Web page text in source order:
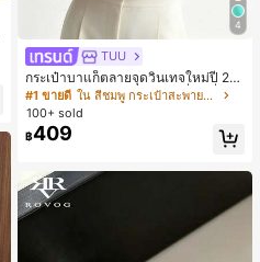
4
TUU
กระเป๋าบาแก็ตลายจุดวินเทจใหม่ปี 20
26 สำหรับผู้หญิง กระเป๋าเจลลี่แฟชั่นสไ
ตล์หวาน ความจุขนาดใหญ่ กระเป๋าสะ
พายไหล่สำหรับเดินทางไปทำงาน
#1 ขายดี
ใน สีชมพู กระเป๋าสะพายผู้หญิง
100+ sold
฿409